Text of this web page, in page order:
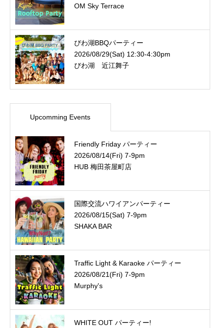
OM Sky Terrace
びわ湖BBQパーティー
2026/08/29(Sat) 12:30-4:30pm
びわ湖 近江舞子
Upcomming Events
Friendly Friday パーティー
2026/08/14(Fri) 7-9pm
HUB 梅田茶屋町店
国際交流ハワイアンパーティー
2026/08/15(Sat) 7-9pm
SHAKA BAR
Traffic Light & Karaoke パーティー
2026/08/21(Fri) 7-9pm
Murphy's
WHITE OUT パーティー!